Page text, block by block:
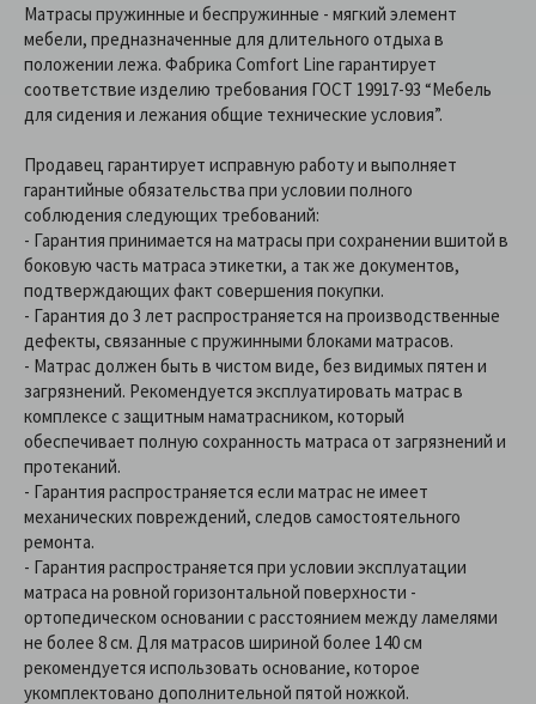
Матрасы пружинные и беспружинные - мягкий элемент
мебели, предназначенные для длительного отдыха в
положении лежа. Фабрика Comfort Line гарантирует
соответствие изделию требования ГОСТ 19917-93 “Мебель
для сидения и лежания общие технические условия”.
Продавец гарантирует исправную работу и выполняет
гарантийные обязательства при условии полного
соблюдения следующих требований:
- Гарантия принимается на матрасы при сохранении вшитой в
боковую часть матраса этикетки, а так же документов,
подтверждающих факт совершения покупки.
- Гарантия до 3 лет распространяется на производственные
дефекты, связанные с пружинными блоками матрасов.
- Матрас должен быть в чистом виде, без видимых пятен и
загрязнений. Рекомендуется эксплуатировать матрас в
комплексе с защитным наматрасником, который
обеспечивает полную сохранность матраса от загрязнений и
протеканий.
- Гарантия распространяется если матрас не имеет
механических повреждений, следов самостоятельного
ремонта.
- Гарантия распространяется при условии эксплуатации
матраса на ровной горизонтальной поверхности -
ортопедическом основании с расстоянием между ламелями
не более 8 см. Для матрасов шириной более 140 см
рекомендуется использовать основание, которое
укомплектовано дополнительной пятой ножкой.